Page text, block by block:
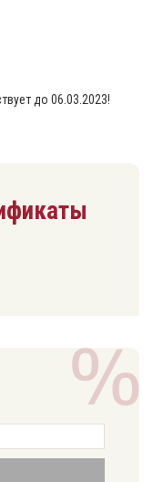
до 06.03.2023!